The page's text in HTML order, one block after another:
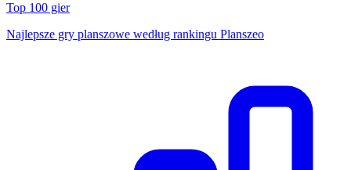
Top 100 gier
Najlepsze gry planszowe według rankingu Planszeo